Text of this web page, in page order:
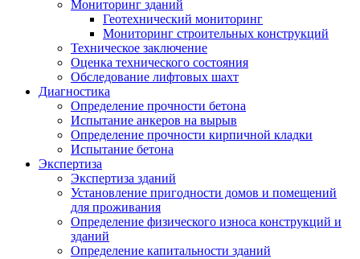
Мониторинг зданий
Геотехнический мониторинг
Мониторинг строительных конструкций
Техническое заключение
Оценка технического состояния
Обследование лифтовых шахт
Диагностика
Определение прочности бетона
Испытание анкеров на вырыв
Определение прочности кирпичной кладки
Испытание бетона
Экспертиза
Экспертиза зданий
Установление пригодности домов и помещений
для проживания
Определение физического износа конструкций и
зданий
Определение капитальности зданий